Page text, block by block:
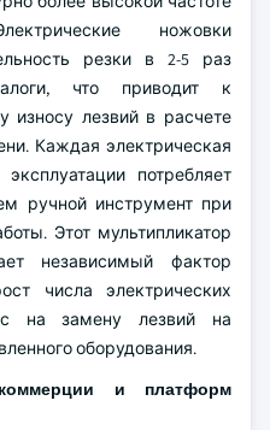
ножовки
резки в 2-5 раз
что приводит к
износу лезвий в расчете
Каждая электрическая
потребляет
ручной инструмент при
Этот мультипликатор
независимый фактор
числа электрических
на замену лезвий на
оборудования.
и платформ